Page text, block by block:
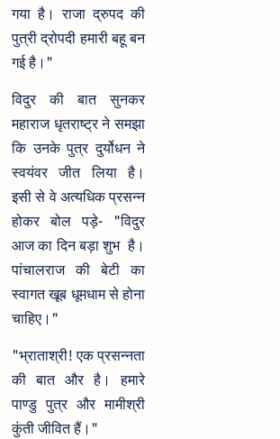
गया है। राजा द्रुपद की
पुत्री द्रोपदी हमारी बहू बन
गई है।"
विदुर की बात सुनकर
महाराज धृतराष्ट्र ने समझा
कि उनके पुत्र दुर्योधन ने
स्वयंवर जीत लिया है।
इसी से वे अत्यधिक प्रसन्न
होकर बोल पड़े- "विदुर
आज का दिन बड़ा शुभ है।
पांचालराज की बेटी का
स्वागत खूब धूमधाम से होना
चाहिए।"
"भ्राताश्री! एक प्रसन्नता
की बात और है। हमारे
पाण्डु पुत्र और मामीश्री
कुंती जीवित हैं।"